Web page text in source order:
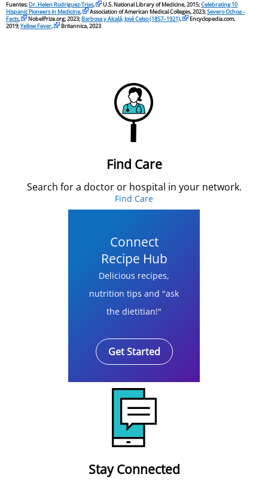
Fuentes: Dr. Helen Rodriguez-Trias, U.S. National Library of Medicine, 2015;Celebrating 10
Hispanic Pioneers in Medicine, Association of American Medical Colleges, 2023;Severo Ochoa -
Facts, NobelPrize.org; 2023; Barbosa y Alcalá, José Celso (1857–1921),
Encyclopedia.com,
2019;Yellow Fever, Britannica, 2023
Find Care
Search for a doctor or hospital in your network.
Find Care
Connect
Recipe Hub
Delicious recipes,
nutrition tips and "ask
the dietitian!"
Get Started
Stay Connected